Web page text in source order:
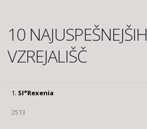
10 NAJUSPEŠNEJŠIH
VZREJALIŠČ
1. SI*Rexenia
2513